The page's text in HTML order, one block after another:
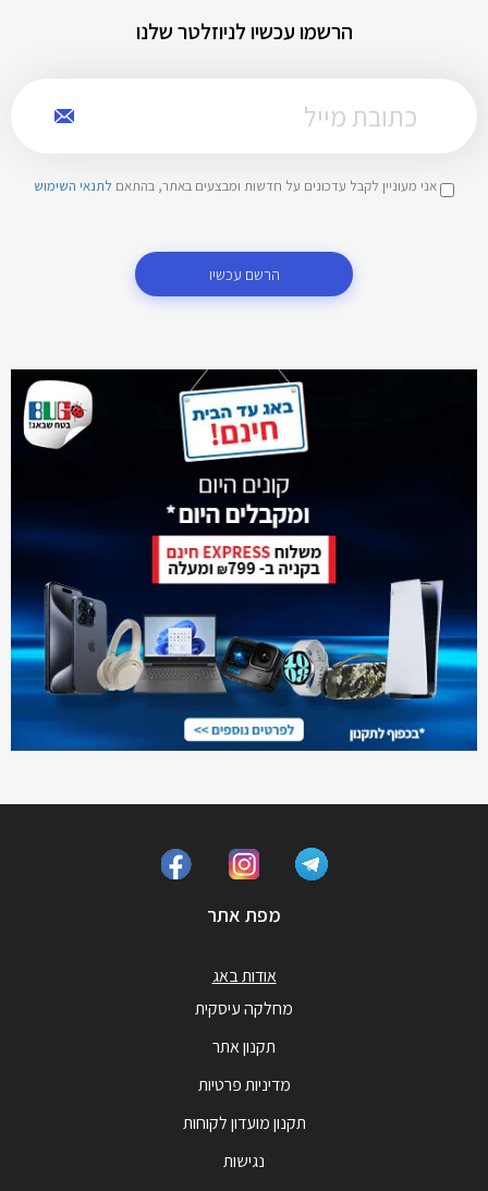
הרשמו עכשיו לניוזלטר שלנו
אני מעוניין לקבל עדכונים על חדשות ומבצעים באתר, בהתאם לתנאי השימוש
הרשם עכשיו
מפת אתר
אודות באג
מחלקה עיסקית
תקנון אתר
מדיניות פרטיות
תקנון מועדון לקוחות
נגישות